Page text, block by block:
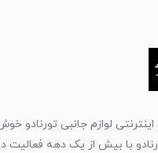
لوازم جانبی تورنادو
با بیش از یک دهه فعالیت